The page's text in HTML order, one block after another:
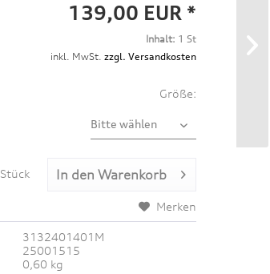
139,00 EUR *
Inhalt: 1 St
inkl. MwSt. zzgl. Versandkosten
Größe:
Stück In den Warenkorb
Merken
3132401401M
25001515
0,60 kg